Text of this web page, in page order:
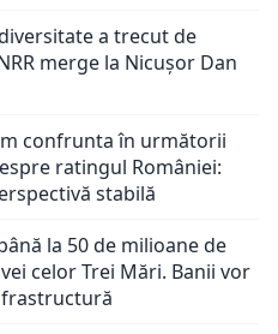
a trecut de
merge la Nicușor Dan
confrunta în următorii
ratingul României:
stabilă
la 50 de milioane de
celor Trei Mări. Banii vor